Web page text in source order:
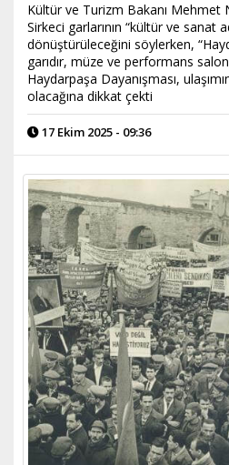
Kültür ve Turizm Bakanı Mehmet
Sirkeci garlarının “kültür ve sanat
dönüştürüleceğini söylerken,
garıdır, müze ve performans
Haydarpaşa Dayanışması,
olacağına dikkat çekti
17 Ekim 2025 - 09:36